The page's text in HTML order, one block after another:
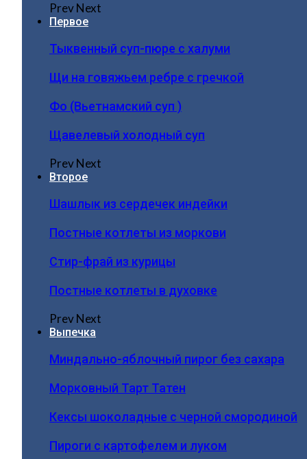
PrevNext
Первое
Тыквенный суп-пюре с халуми
Щи на говяжьем ребре с гречкой
Фо (Вьетнамский суп )
Щавелевый холодный суп
PrevNext
Второе
Шашлык из сердечек индейки
Постные котлеты из моркови
Стир-фрай из курицы
Постные котлеты в духовке
PrevNext
Выпечка
Миндально-яблочный пирог без сахара
Морковный Тарт Татен
Кексы шоколадные с черной смородиной
Пироги c картофелем и луком